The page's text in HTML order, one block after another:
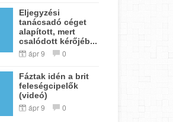
Eljegyzési
tanácsadó céget
alapított, mert
csalódott kérőjéb...
ápr 9 0
Fáztak idén a brit
feleségcipelők
(videó)
ápr 9 0